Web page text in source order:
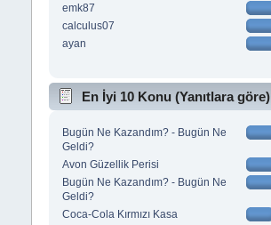
emk87
calculus07
ayan
En İyi 10 Konu (Yanıtlara göre)
Bugün Ne Kazandım? - Bugün Ne
Geldi?
Avon Güzellik Perisi
Bugün Ne Kazandım? - Bugün Ne
Geldi?
Coca-Cola Kırmızı Kasa